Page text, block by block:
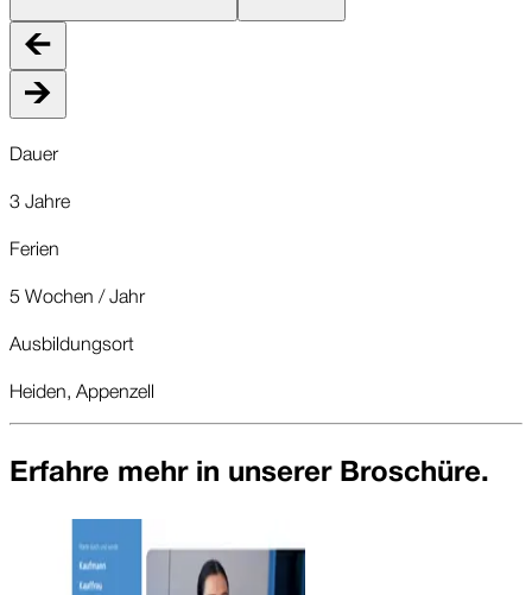
Dauer
3 Jahre
Ferien
5 Wochen / Jahr
Ausbildungsort
Heiden, Appenzell
Erfahre mehr in unserer Broschüre.